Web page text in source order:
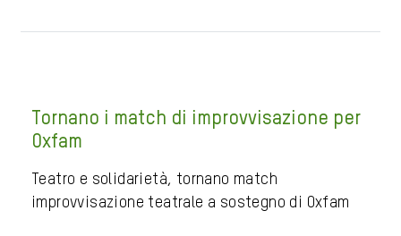
Tornano i match di improvvisazione per
Oxfam
Teatro e solidarietà, tornano match
improvvisazione teatrale a sostegno di Oxfam